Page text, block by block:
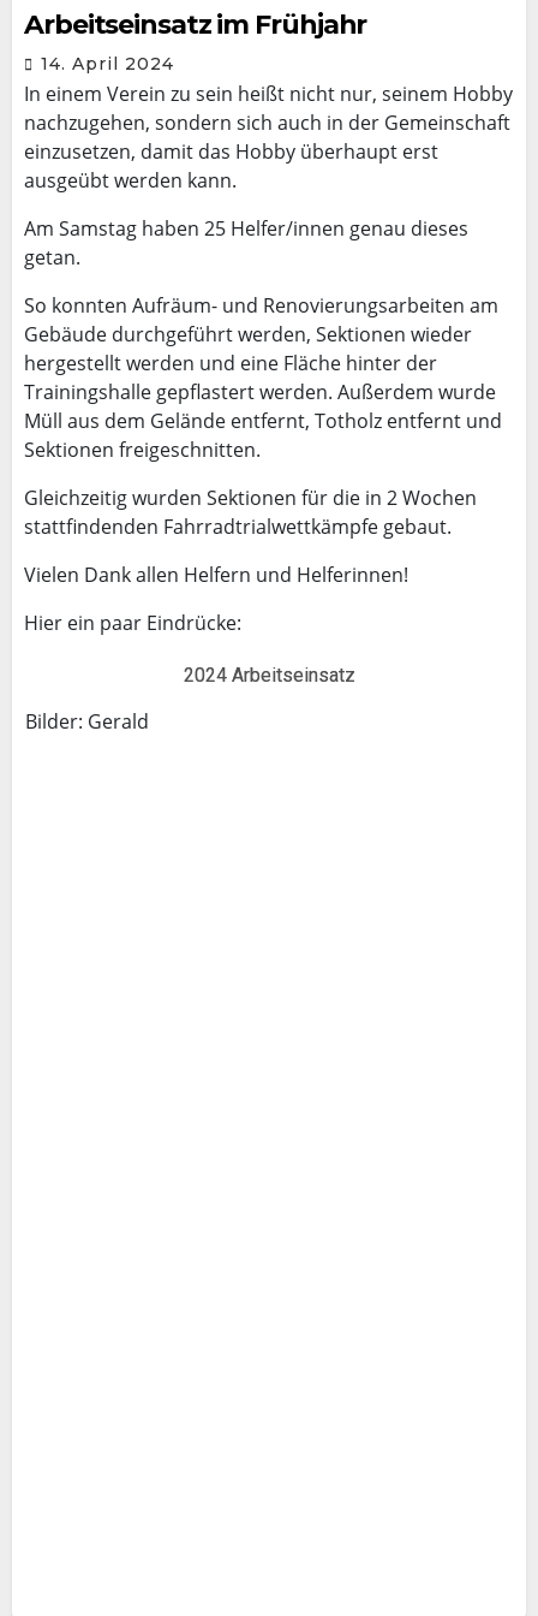
Arbeitseinsatz im Frühjahr
14. April 2024
In einem Verein zu sein heißt nicht nur, seinem Hobby
nachzugehen, sondern sich auch in der Gemeinschaft
einzusetzen, damit das Hobby überhaupt erst
ausgeübt werden kann.
Am Samstag haben 25 Helfer/innen genau dieses
getan.
So konnten Aufräum- und Renovierungsarbeiten am
Gebäude durchgeführt werden, Sektionen wieder
hergestellt werden und eine Fläche hinter der
Trainingshalle gepflastert werden. Außerdem wurde
Müll aus dem Gelände entfernt, Totholz entfernt und
Sektionen freigeschnitten.
Gleichzeitig wurden Sektionen für die in 2 Wochen
stattfindenden Fahrradtrialwettkämpfe gebaut.
Vielen Dank allen Helfern und Helferinnen!
Hier ein paar Eindrücke:
2024 Arbeitseinsatz
Bilder: Gerald